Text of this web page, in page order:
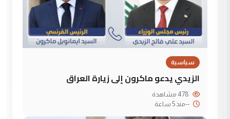
سياسية
الزيدي يدعو ماكرون إلى زيارة العراق
--منذ 5 ساعة